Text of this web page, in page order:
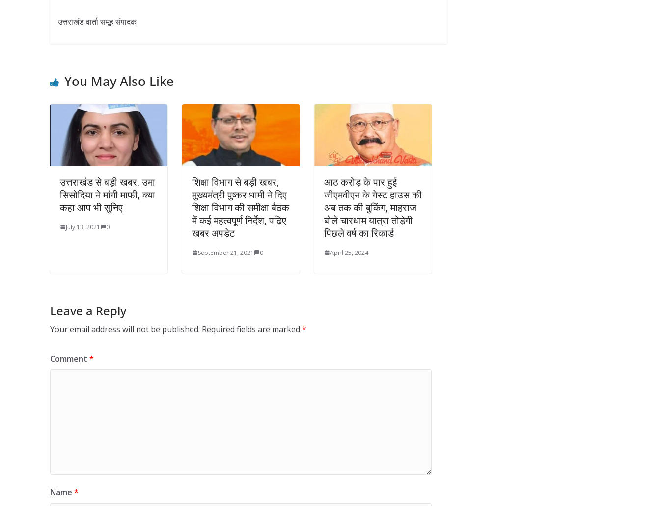
उत्तराखंड वार्ता समूह संपादक
You May Also Like
उत्तराखंड से बड़ी खबर, उमा
सिसोदिया ने मांगी माफी, क्या
कहा आप भी सुनिए
July 13, 2021 0
शिक्षा विभाग से बड़ी खबर,
मुख्यमंत्री पुष्कर धामी ने दिए
शिक्षा विभाग की समीक्षा बैठक
में कई महत्वपूर्ण निर्देश, पढ़िए
खबर अपडेट
September 21, 2021 0
आठ करोड़ के पार हुई
जीएमवीएन के गेस्ट हाउस की
अब तक की बुकिंग, माहराज
बोले चारधाम यात्रा तोड़ेगी
पिछले वर्ष का रिकार्ड
April 25, 2024
Leave a Reply
Your email address will not be published. Required fields are marked *
Comment *
Name *